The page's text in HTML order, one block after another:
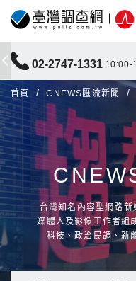
02-2747-1331 10:00-
首頁 CNEWS匯流新聞
台灣知名內容型網路
媒體人及影像工作者組
科技、政治民調、新